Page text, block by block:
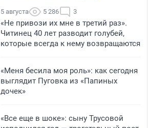
5 августа 5 286 3
«Не привози их мне в третий раз».
Читинец 40 лет разводит голубей,
которые всегда к нему возвращаются
«Меня бесила моя роль»: как сегодня
выглядит Пуговка из «Папиных
дочек»
«Все еще в шоке»: сыну Трусовой